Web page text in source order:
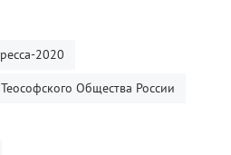
2020
Общества России